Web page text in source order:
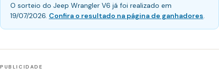
O sorteio do Jeep Wrangler V6 já foi realizado em
19/07/2026. Confira o resultado na página de ganhadores.